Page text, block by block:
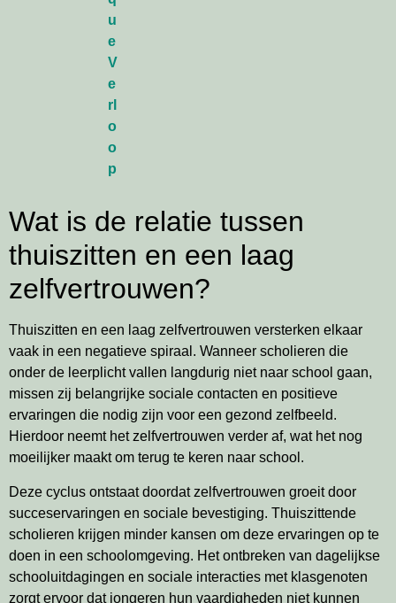
Wat is de relatie tussen
thuiszitten en een laag
zelfvertrouwen?
Thuiszitten en een laag zelfvertrouwen versterken elkaar
vaak in een negatieve spiraal. Wanneer scholieren die
onder de leerplicht vallen langdurig niet naar school gaan,
missen zij belangrijke sociale contacten en positieve
ervaringen die nodig zijn voor een gezond zelfbeeld.
Hierdoor neemt het zelfvertrouwen verder af, wat het nog
moeilijker maakt om terug te keren naar school.
Deze cyclus ontstaat doordat zelfvertrouwen groeit door
succeservaringen en sociale bevestiging. Thuiszittende
scholieren krijgen minder kansen om deze ervaringen op te
doen in een schoolomgeving. Het ontbreken van dagelijkse
schooluitdagingen en sociale interacties met klasgenoten
zorgt ervoor dat jongeren hun vaardigheden niet kunnen